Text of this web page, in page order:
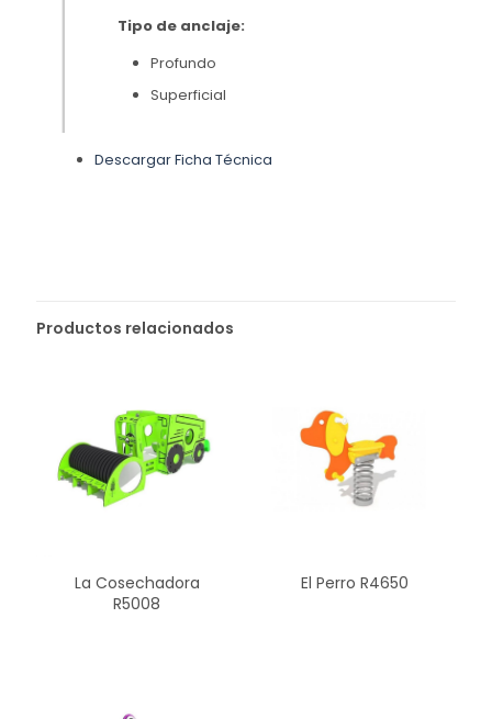
Tipo de anclaje:
Profundo
Superficial
Descargar Ficha Técnica
Productos relacionados
La Cosechadora
R5008
El Perro R4650